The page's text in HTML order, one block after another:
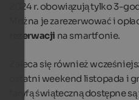
2024 r. obowiązują tylko 3-
Można je zarezerwować i
rezerwacji na smartfonie.
Zaleca się również
ostatni weekend listopada i
taryfą świąteczną dostępne